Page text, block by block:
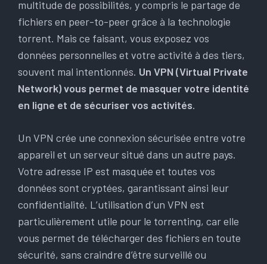
multitude de possibilités, y compris le partage de
fichiers en peer-to-peer grâce à la technologie
torrent. Mais ce faisant, vous exposez vos
données personnelles et votre activité à des tiers,
souvent mal intentionnés. Un VPN (Virtual Private
Network) vous permet de masquer votre identité
en ligne et de sécuriser vos activités.
Un VPN crée une connexion sécurisée entre votre
appareil et un serveur situé dans un autre pays.
Votre adresse IP est masquée et toutes vos
données sont cryptées, garantissant ainsi leur
confidentialité. L’utilisation d’un VPN est
particulièrement utile pour le torrenting, car elle
vous permet de télécharger des fichiers en toute
sécurité, sans craindre d’être surveillé ou